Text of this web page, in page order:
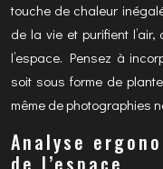
touche de chaleur
de la vie et purifient
l’espace. Pensez à
soit sous forme de
même de photographies
Analyse
de l’espace